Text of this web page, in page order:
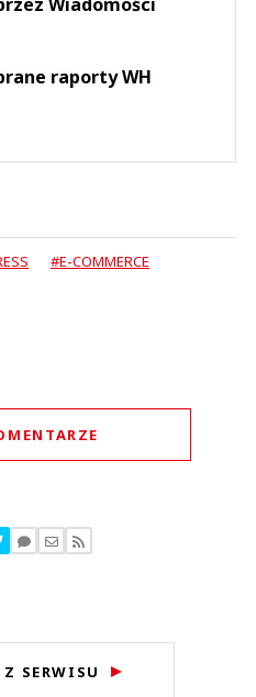
raporty WH
#E-COMMERCE
komentarzy
komentarze
SERWISU